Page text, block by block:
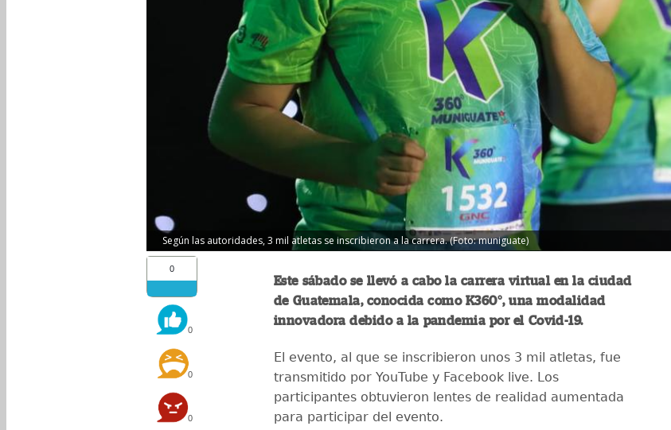
Según las autoridades, 3 mil atletas se inscribieron a la carrera. (Foto: muniguate)
0
0
0
0
Este sábado se llevó a cabo la carrera virtual en la ciudad
de Guatemala, conocida como K360°, una modalidad
innovadora debido a la pandemia por el Covid-19.
El evento, al que se inscribieron unos 3 mil atletas, fue
transmitido por YouTube y Facebook live. Los
participantes obtuvieron lentes de realidad aumentada
para participar del evento.